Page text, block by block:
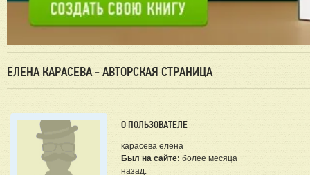
ЕЛЕНА КАРАСЕВА - АВТОРСКАЯ СТРАНИЦА
О ПОЛЬЗОВАТЕЛЕ
карасева елена
Был на сайте: более месяца
назад.